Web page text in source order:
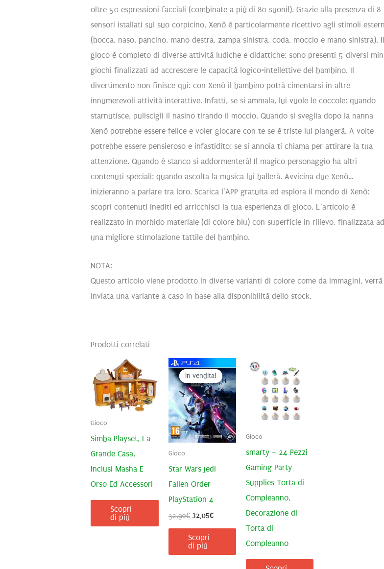
oltre 50 espressioni facciali (combinate a più di 80 suoni!). Grazie alla presenza di 8
sensori istallati sul suo corpicino, Xenò è particolarmente ricettivo agli stimoli
(bocca, naso, pancino, mano destra, zampa sinistra, coda, moccio e mano sinistra). Il
gioco è completo di diverse attività ludiche e didattiche: sono presenti 5 diversi
giochi finalizzati ad accrescere le capacità logico-intellettive del bambino. Il
divertimento non finisce qui: con Xenò il bambino potrà cimentarsi in altre
innumerevoli attività interattive. Infatti, se si ammala, lui vuole le coccole: quando
starnutisce, puliscigli il nasino tirando il moccio. Quando si sveglia dopo la nanna
Xenò potrebbe essere felice e voler giocare con te se è triste lui piangerà. A volte
potrebbe essere pensieroso e infastidito: se si annoia ti chiama per attirare la tua
attenzione. Quando è stanco si addormenterà! Il magico personaggio ha altri
contenuti speciali: quando ascolta la musica lui ballerà. Avvicina due Xenò…
inizieranno a parlare tra loro. Scarica l’APP gratuita ed esplora il mondo di Xenò:
scopri contenuti inediti ed arricchisci la tua esperienza di gioco. L’articolo è
realizzato in morbido materiale (di colore blu) con superficie in rilievo, finalizzata ad
una migliore stimolazione tattile del bambino.
NOTA:
Questo articolo viene prodotto in diverse varianti di colore come da immagini, verrà
inviata una variante a caso in base alla disponibilità dello stock.
Prodotti correlati
Gioco
Simba Playset, La
Grande Casa,
Inclusi Masha E
Orso Ed Accessori
Scopri
di più
In vendita!
In vendita!
Gioco
Star Wars Jedi
Fallen Order –
PlayStation 4
32,90€ Il
originale
era:
32,90€.
32,05€Il
32,05€.
Scopri
di più
Gioco
smarty – 24 Pezzi
Gaming Party
Supplies Torta di
Compleanno,
Decorazione di
Torta di
Compleanno